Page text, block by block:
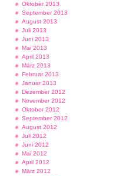
Oktober 2013
September 2013
August 2013
Juli 2013
Juni 2013
Mai 2013
April 2013
März 2013
Februar 2013
Januar 2013
Dezember 2012
November 2012
Oktober 2012
September 2012
August 2012
Juli 2012
Juni 2012
Mai 2012
April 2012
März 2012